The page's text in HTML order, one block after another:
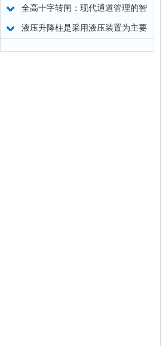
环境协调效率
全高十字转闸：现代通道管理的智
能设备
液压升降柱是采用液压装置为主要